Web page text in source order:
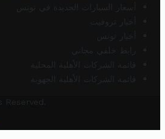
أسعار السيارات الجديدة في تونس
أخبار تروفيت
أخبار تونس
رابط خلفي مجاني
قائمة الشركات الأهلية المحلية
قائمة الشركات الأهلية الجهوية